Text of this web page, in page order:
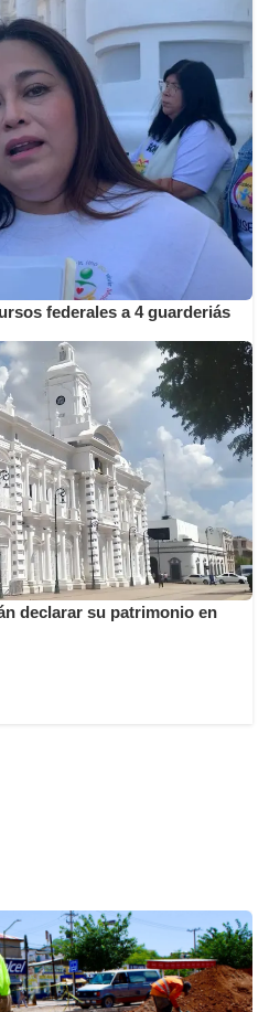
federales a 4 guarderiás
declarar su patrimonio en